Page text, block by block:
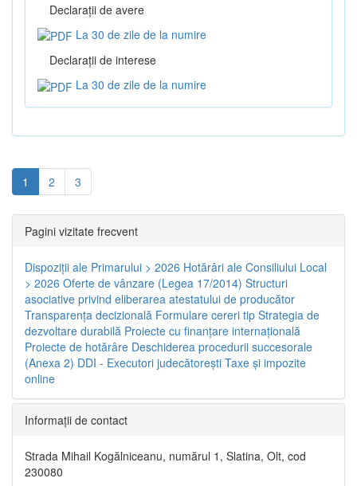
Declaraţii de avere
La 30 de zile de la numire
Declaraţii de interese
La 30 de zile de la numire
1 2 3
Pagini vizitate frecvent
Dispoziţii ale Primarului > 2026 Hotărâri ale Consiliului Local
> 2026 Oferte de vânzare (Legea 17/2014) Structuri
asociative privind eliberarea atestatului de producător
Transparenţa decizională Formulare cereri tip Strategia de
dezvoltare durabilă Proiecte cu finanţare internaţională
Proiecte de hotărâre Deschiderea procedurii succesorale
(Anexa 2) DDI - Executori judecătorești Taxe şi impozite
online
Informaţii de contact
Strada Mihail Kogălniceanu, numărul 1, Slatina, Olt, cod
230080